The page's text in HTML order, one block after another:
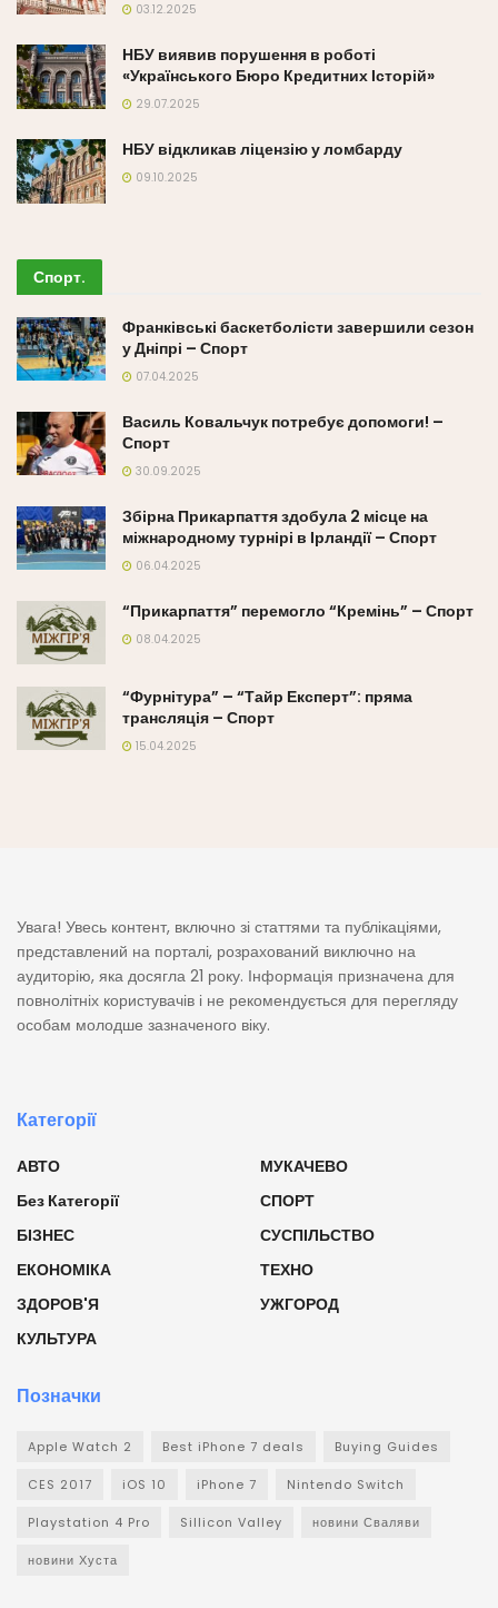
03.12.2025
НБУ виявив порушення в роботі
«Українського Бюро Кредитних Історій»
29.07.2025
НБУ відкликав ліцензію у ломбарду
09.10.2025
Спорт.
Франківські баскетболісти завершили сезон
у Дніпрі – Спорт
07.04.2025
Василь Ковальчук потребує допомоги! –
Спорт
30.09.2025
Збірна Прикарпаття здобула 2 місце на
міжнародному турнірі в Ірландії – Спорт
06.04.2025
“Прикарпаття” перемогло “Кремінь” – Спорт
08.04.2025
“Фурнітура” – “Тайр Експерт”: пряма
трансляція – Спорт
15.04.2025
Увага! Увесь контент, включно зі статтями та публікаціями,
представлений на порталі, розрахований виключно на
аудиторію, яка досягла 21 року. Інформація призначена для
повнолітніх користувачів і не рекомендується для перегляду
особам молодше зазначеного віку.
Категорії
АВТО
Без Категорії
БІЗНЕС
ЕКОНОМІКА
ЗДОРОВ'Я
КУЛЬТУРА
МУКАЧЕВО
СПОРТ
СУСПІЛЬСТВО
ТЕХНО
УЖГОРОД
Позначки
Apple Watch 2 Best iPhone 7 deals Buying Guides
CES 2017 iOS 10 iPhone 7 Nintendo Switch
Playstation 4 Pro Sillicon Valley новини Сваляви
новини Хуста